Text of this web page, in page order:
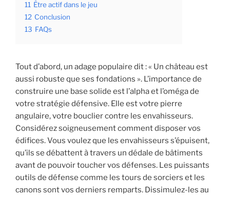
11 Être actif dans le jeu
12 Conclusion
13 FAQs
Tout d’abord, un adage populaire dit : « Un château est
aussi robuste que ses fondations ». L’importance de
construire une base solide est l’alpha et l’oméga de
votre stratégie défensive. Elle est votre pierre
angulaire, votre bouclier contre les envahisseurs.
Considérez soigneusement comment disposer vos
édifices. Vous voulez que les envahisseurs s’épuisent,
qu’ils se débattent à travers un dédale de bâtiments
avant de pouvoir toucher vos défenses. Les puissants
outils de défense comme les tours de sorciers et les
canons sont vos derniers remparts. Dissimulez-les au